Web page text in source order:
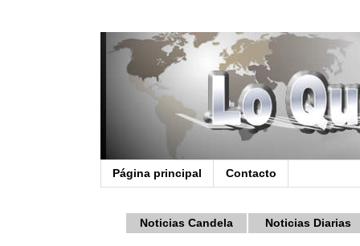
Página principal Contacto
Noticias Candela Noticias Diarias